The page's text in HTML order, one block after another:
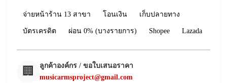
จ่ายหน้าร้าน 13 สาขา โอนเงิน เก็บปลายทาง
บัตรเครดิต ผ่อน 0% (บางรายการ) Shopee Lazada
🏢
ลูกค้าองค์กร / ขอใบเสนอราคา
musicarmsproject@gmail.com